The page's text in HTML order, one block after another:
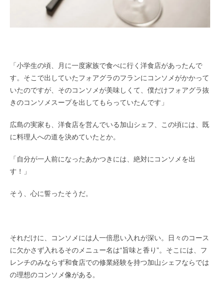
「小学生の頃、月に一度家族で食べに行く洋食店があったんで
す。そこで出していたフォアグラのフランにコンソメがかかって
いたのですが、そのコンソメが美味しくて、僕だけフォアグラ抜
きのコンソメスープを出してもらっていたんです」
広島の実家も、洋食店を営んでいる加山シェフ、この頃には、既
に料理人への道を決めていたとか。
「自分が一人前になったあかつきには、絶対にコンソメを出
す！」
そう、心に誓ったそうだ。
それだけに、コンソメには人一倍思い入れが深い。日々のコース
に欠かさず入れるそのメニュー名は“旨味と香り”。そこには、フ
レンチのみならず和食店での修業経験を持つ加山シェフならでは
の理想のコンソメ像がある。